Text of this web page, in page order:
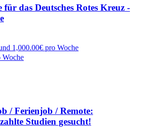
das Deutsches Rotes Kreuz -
1,000.00€ pro Woche
Woche
/ Ferienjob / Remote:
Studien gesucht!